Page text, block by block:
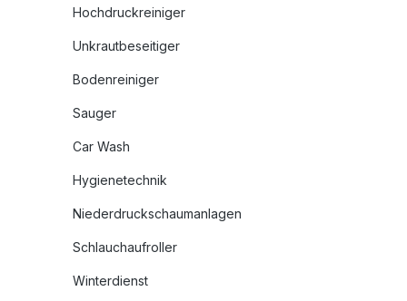
Hochdruckreiniger
Unkrautbeseitiger
Bodenreiniger
Sauger
Car Wash
Hygienetechnik
Niederdruckschaumanlagen
Schlauchaufroller
Winterdienst